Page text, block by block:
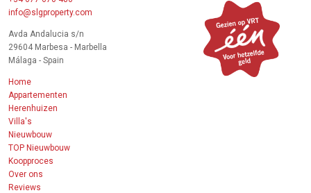
info@slgproperty.com
Avda Andalucia s/n
29604 Marbesa - Marbella
Málaga - Spain
Home
Appartementen
Herenhuizen
Villa's
Nieuwbouw
TOP Nieuwbouw
Koopproces
Over ons
Reviews